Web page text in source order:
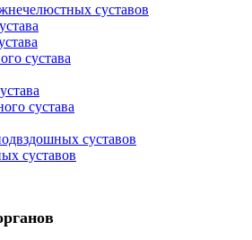
суставов
сустава
сустава
суставов
суставов